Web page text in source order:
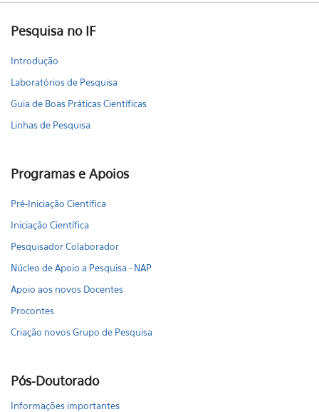
Pesquisa no IF
Introdução
Laboratórios de Pesquisa
Guia de Boas Práticas Científicas
Linhas de Pesquisa
Programas e Apoios
Pré-Iniciação Científica
Iniciação Científica
Pesquisador Colaborador
Núcleo de Apoio a Pesquisa - NAP
Apoio aos novos Docentes
Procontes
Criação novos Grupo de Pesquisa
Pós-Doutorado
Informações importantes